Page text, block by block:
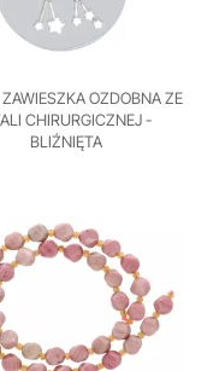
OZDOBNA ZE
CHIRURGICZNEJ -
BLIŹNIĘTA